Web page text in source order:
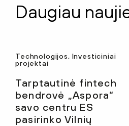
Daugiau
Technologijos, Investiciniai
projektai
Tarptautinė fintech
bendrovė „Aspora“
savo centru ES
pasirinko Vilnių